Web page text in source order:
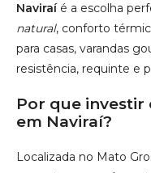
sua natureza
desenvolvimento
projetos
de madeira é tão
Alta durabilidade:
e Itaúba resistem ao
Conforto térmico:o